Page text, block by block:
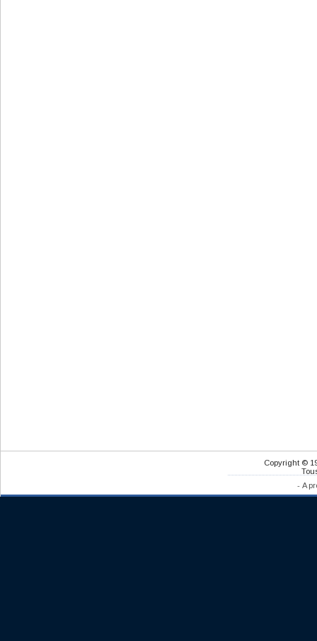
Copyright ©
- A